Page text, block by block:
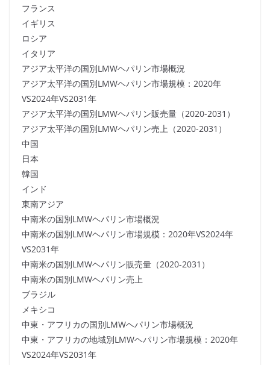
フランス
イギリス
ロシア
イタリア
アジア太平洋の国別LMWヘパリン市場概況
アジア太平洋の国別LMWヘパリン市場規模：2020年
VS2024年VS2031年
アジア太平洋の国別LMWヘパリン販売量（2020-2031）
アジア太平洋の国別LMWヘパリン売上（2020-2031）
中国
日本
韓国
インド
東南アジア
中南米の国別LMWヘパリン市場概況
中南米の国別LMWヘパリン市場規模：2020年VS2024年
VS2031年
中南米の国別LMWヘパリン販売量（2020-2031）
中南米の国別LMWヘパリン売上
ブラジル
メキシコ
中東・アフリカの国別LMWヘパリン市場概況
中東・アフリカの地域別LMWヘパリン市場規模：2020年
VS2024年VS2031年